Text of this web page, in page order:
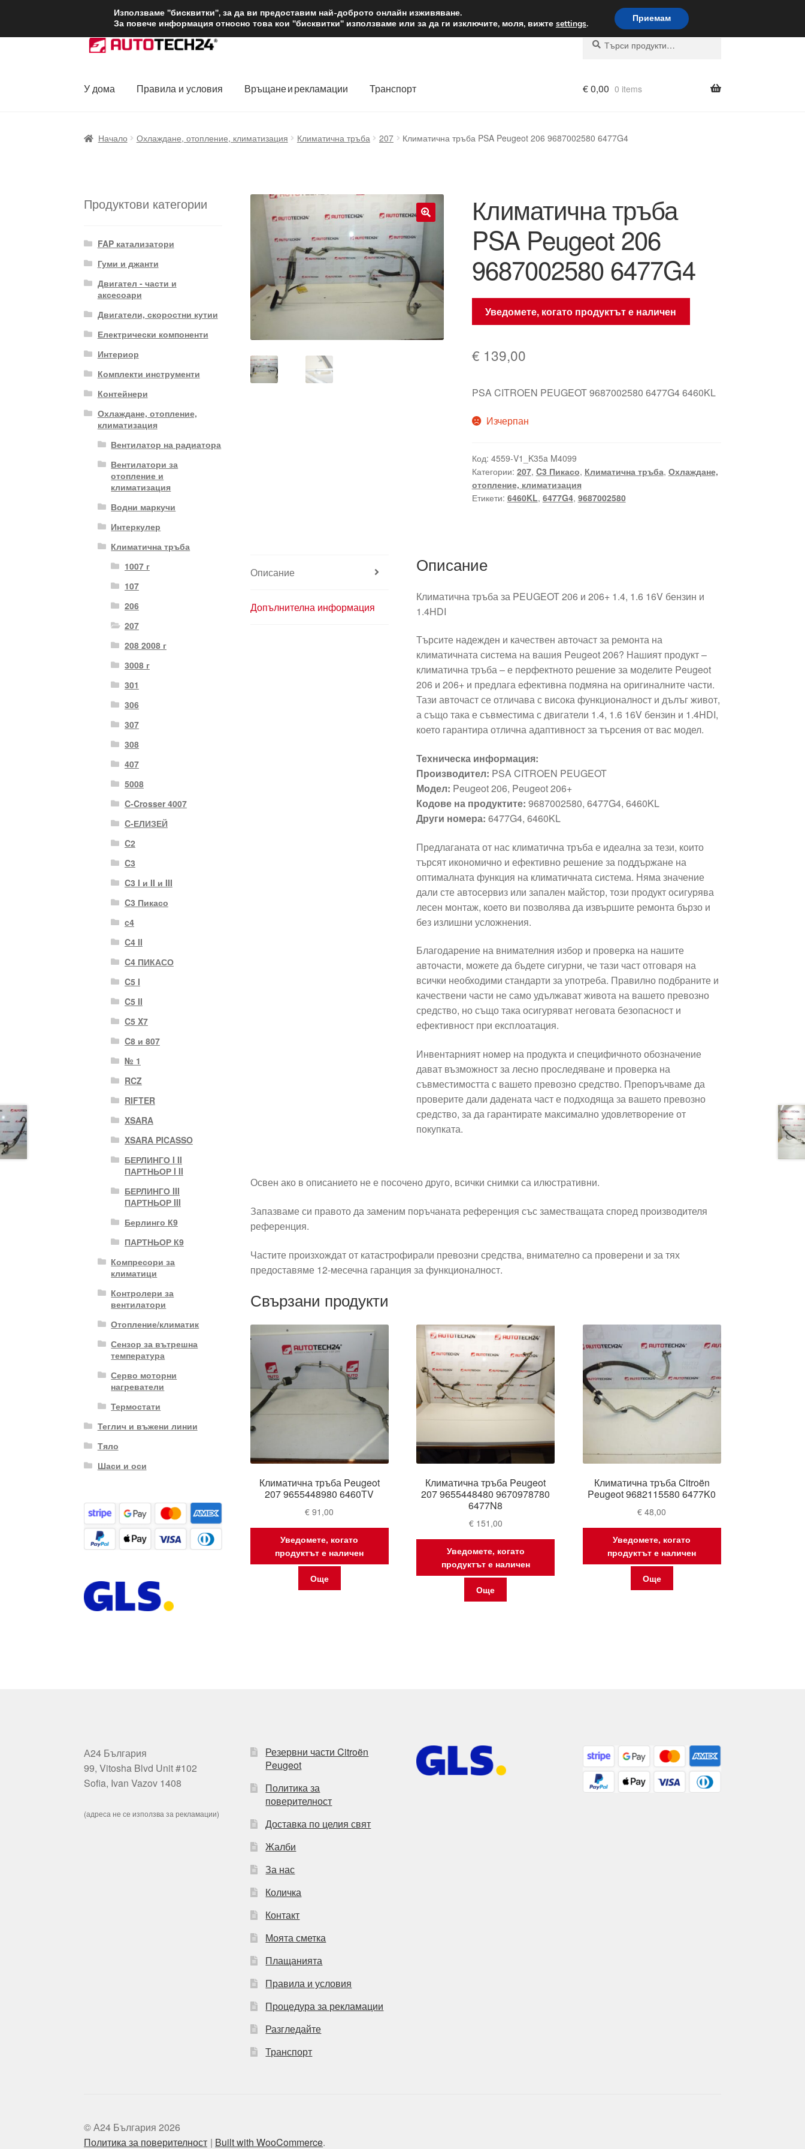
ДОСТАВКА от 12 лв. Доставка по целия свят
Skip
to
Skip
to
Търсене
Търсене
У дома Правила и условия Връщане и рекламации Транспорт €0,00 0 items
Начало Охлаждане, отопление, климатизация Климатична тръба 207 Климатична тръба PSA Peugeot 206 9687002580 6477G4
🔍
Климатична тръба
PSA Peugeot 206
9687002580 6477G4
Уведомете, когато продуктът е наличен
€ 139,00
PSA CITROEN PEUGEOT 9687002580 6477G4 6460KL
Изчерпан
Код: 4559-V1_K35a M4099
Категории: 207, C3 Пикасо, Климатична тръба, Охлаждане,
отопление, климатизация
Етикети: 6460KL, 6477G4, 9687002580
Описание
Допълнителна информация
Описание
Климатична тръба за PEUGEOT 206 и 206+ 1.4, 1.6 16V бензин и
1.4HDI
Търсите надежден и качествен авточаст за ремонта на
климатичната система на вашия Peugeot 206? Нашият продукт –
климатична тръба – е перфектното решение за моделите Peugeot
206 и 206+ и предлага ефективна подмяна на оригиналните части.
Тази авточаст се отличава с висока функционалност и дълъг живот,
а също така е съвместима с двигатели 1.4, 1.6 16V бензин и 1.4HDI,
което гарантира отлична адаптивност за търсения от вас модел.
Техническа информация:
Производител: PSA CITROEN PEUGEOT
Модел: Peugeot 206, Peugeot 206+
Кодове на продуктите: 9687002580, 6477G4, 6460KL
Други номера: 6477G4, 6460KL
Предлаганата от нас климатична тръба е идеална за тези, които
търсят икономично и ефективно решение за поддържане на
оптималната функция на климатичната система. Няма значение
дали сте автосервиз или запален майстор, този продукт осигурява
лесен монтаж, което ви позволява да извършите ремонта бързо и
без излишни усложнения.
Благодарение на внимателния избор и проверка на нашите
авточасти, можете да бъдете сигурни, че тази част отговаря на
всички необходими стандарти за употреба. Правилно подбраните и
качествени части не само удължават живота на вашето превозно
средство, но също така осигуряват неговата безопасност и
ефективност при експлоатация.
Инвентарният номер на продукта и специфичното обозначение
дават възможност за лесно проследяване и проверка на
съвместимостта с вашето превозно средство. Препоръчваме да
проверите дали дадената част е подходяща за вашето превозно
средство, за да гарантирате максимално удовлетворение от
покупката.
Освен ако в описанието не е посочено друго, всички снимки са илюстративни.
Запазваме си правото да заменим поръчаната референция със заместващата според производителя
референция.
Частите произхождат от катастрофирали превозни средства, внимателно са проверени и за тях
предоставяме 12-месечна гаранция за функционалност.
Свързани продукти
Климатична тръба Peugeot
207 9655448980 6460TV
€ 91,00
Уведомете, когато
продуктът е наличен
Още
Климатична тръба Peugeot
207 9655448480 9670978780
6477N8
€151,00
Уведомете, когато
продуктът е наличен
Още
Климатична тръба Citroën
Peugeot 9682115580 6477K0
€ 48,00
Уведомете, когато
продуктът е наличен
Още
Продуктови категории
FAP катализатори
Гуми и джанти
Двигател - части и
аксесоари
Двигатели, скоростни кутии
Електрически компоненти
Интериор
Комплекти инструменти
Контейнери
Охлаждане, отопление,
климатизация
Вентилатор на радиатора
Вентилатори за
отопление и
климатизация
Водни маркучи
Интеркулер
Климатична тръба
1007 г
107
206
207
208 2008 г
3008 г
301
306
307
308
407
5008
C-Crosser 4007
C-ЕЛИЗЕЙ
C2
C3
C3 I и II и III
C3 Пикасо
c4
C4 II
C4 ПИКАСО
C5 I
C5 II
C5 X7
C8 и 807
№ 1
RCZ
RIFTER
XSARA
XSARA PICASSO
БЕРЛИНГО I II
ПАРТНЬОР I II
БЕРЛИНГО III
ПАРТНЬОР III
Берлинго К9
ПАРТНЬОР К9
Компресори за
климатици
Контролери за
вентилатори
Отопление/климатик
Сензор за вътрешна
температура
Серво моторни
нагреватели
Термостати
Теглич и въжени линии
Тяло
Шаси и оси
А24 България
99, Vitosha Blvd Unit #102
Sofia, Ivan Vazov 1408
(адреса не се използва за рекламации)
Резервни части Citroën
Peugeot
Политика за
поверителност
Доставка по целия свят
Жалби
За нас
Количка
Контакт
Моята сметка
Плащанията
Правила и условия
Процедура за рекламации
Разгледайте
Транспорт
© А24 България 2026
Политика за поверителност
Built with WooCommerce.
Използваме "бисквитки", за да ви предоставим най-доброто онлайн изживяване.
За повече информация относно това кои "бисквитки" използваме или за да ги изключите, моля, вижте settings. Приемам